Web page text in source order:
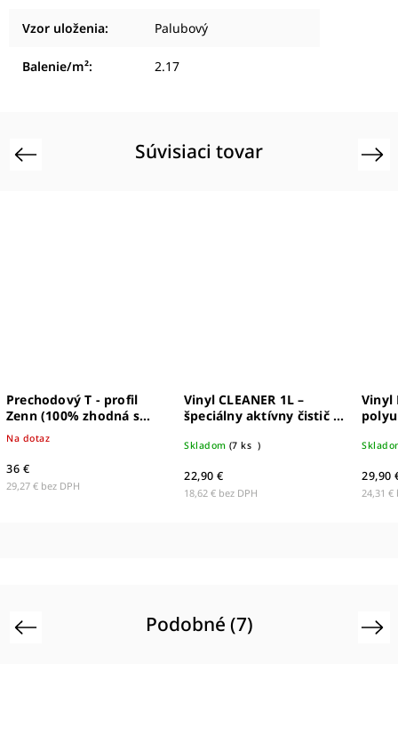
Vzor uloženia: Palubový
Balenie/m²: 2.17
Súvisiaci tovar
Previous
Prechodový T - profil
Zenn (100% zhodná s
dekórom k
Na dotaz
29,27 € bez DPH
36 €
Vinyl CLEANER 1L –
špeciálny aktívny čistič na
63000772
Skladom (7 ks )
18,62 € bez DPH
22,90 €
Vinyl
24,31 €
29,90
Next
Podobné (7)
Previous Next